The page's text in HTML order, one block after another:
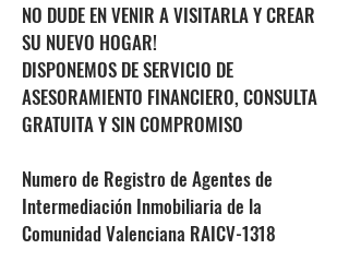
NO DUDE EN VENIR A VISITARLA Y CREAR
SU NUEVO HOGAR!
DISPONEMOS DE SERVICIO DE
ASESORAMIENTO FINANCIERO, CONSULTA
GRATUITA Y SIN COMPROMISO
Numero de Registro de Agentes de
Intermediación Inmobiliaria de la
Comunidad Valenciana RAICV-1318